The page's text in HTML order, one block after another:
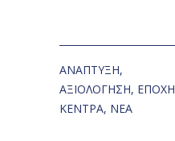
ΑΝΆΠΤΥΞΗ,
ΑΞΙΟΛΌΓΗΣΗ, ΕΠΟΧΉ
ΚΈΝΤΡΑ, ΝΈΑ